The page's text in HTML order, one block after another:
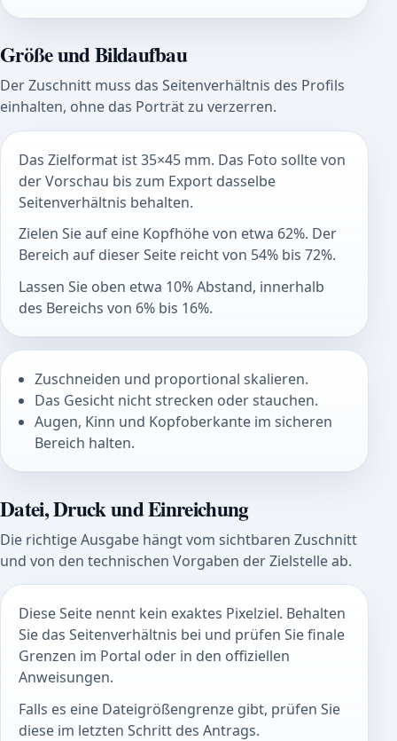
Größe und Bildaufbau
Der Zuschnitt muss das Seitenverhältnis des Profils
einhalten, ohne das Porträt zu verzerren.
Das Zielformat ist 35×45 mm. Das Foto sollte von
der Vorschau bis zum Export dasselbe
Seitenverhältnis behalten.
Zielen Sie auf eine Kopfhöhe von etwa 62%. Der
Bereich auf dieser Seite reicht von 54% bis 72%.
Lassen Sie oben etwa 10% Abstand, innerhalb
des Bereichs von 6% bis 16%.
Zuschneiden und proportional skalieren.
Das Gesicht nicht strecken oder stauchen.
Augen, Kinn und Kopfoberkante im sicheren
Bereich halten.
Datei, Druck und Einreichung
Die richtige Ausgabe hängt vom sichtbaren Zuschnitt
und von den technischen Vorgaben der Zielstelle ab.
Diese Seite nennt kein exaktes Pixelziel. Behalten
Sie das Seitenverhältnis bei und prüfen Sie finale
Grenzen im Portal oder in den offiziellen
Anweisungen.
Falls es eine Dateigrößengrenze gibt, prüfen Sie
diese im letzten Schritt des Antrags.